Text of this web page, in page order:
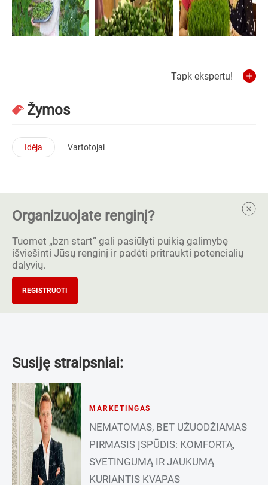
Tapk ekspertu!
Žymos
Idėja Vartotojai
Organizuojate renginį?
Tuomet „bzn start” gali pasiūlyti puikią galimybę
išviešinti Jūsų renginį ir padėti pritraukti potencialių
dalyvių.
REGISTRUOTI
Susiję straipsniai:
MARKETINGAS
NEMATOMAS, BET UŽUODŽIAMAS
PIRMASIS ĮSPŪDIS: KOMFORTĄ,
SVETINGUMĄ IR JAUKUMĄ
KURIANTIS KVAPAS